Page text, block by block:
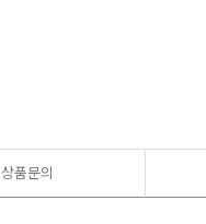
상품문의